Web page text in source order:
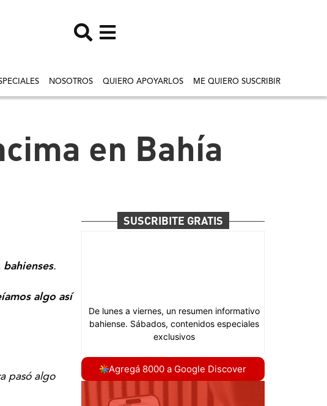
NOSOTROS QUIERO APOYARLOS ME QUIERO SUSCRIBIR
en Bahía
bahienses.
algo así
pasó algo
SUSCRIBITE GRATIS
Agregá 8000 a Google Discover